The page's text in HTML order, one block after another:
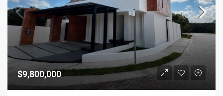
$9,800,000